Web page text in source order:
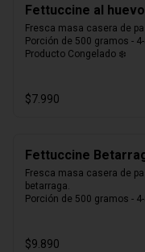
Fettuccine al huevo
Fresca masa casera de
Porción de 500 gramos -
Producto Congelado ❄️
$7.990
Fettuccine
Fresca masa casera de
betarraga.
Porción de 500 gramos -
$9.890